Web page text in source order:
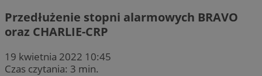
Przedłużenie stopni alarmowych BRAVO
oraz CHARLIE-CRP
19 kwietnia 2022 10:45
Czas czytania: 3 min.